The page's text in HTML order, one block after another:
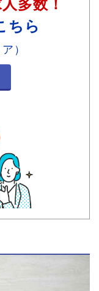
多数！
ちら
）